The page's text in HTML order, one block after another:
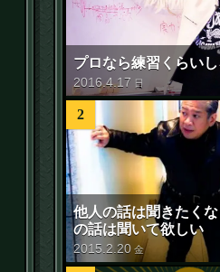
プロなら練習くらいし
2016 .4.17 日
2
他人の話は聞きたく
の話は聞いて欲しい
2015 2 20 金